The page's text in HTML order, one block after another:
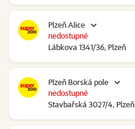
Plzeň Alice
Lábkova 1341/36, Plzeň
nedostupné
Plzeň Borská pole
Stavbařská 3027/4, Plzeň
nedostupné